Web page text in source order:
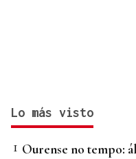
Lo más visto
Ourense no tempo: